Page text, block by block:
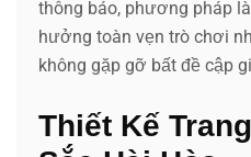
thông báo, phương pháp
hưởng toàn vẹn trò chơi
không gặp gỡ bất đề cập
Thiết Kế